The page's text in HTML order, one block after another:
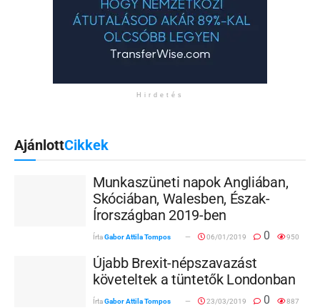
Hirdetés
AjánlottCikkek
Munkaszüneti napok Angliában,
Skóciában, Walesben, Észak-
Írországban 2019-ben
ÍrtaGabor Attila Tompos 06/01/2019 0 950
Újabb Brexit-népszavazást
követeltek a tüntetők Londonban
ÍrtaGabor Attila Tompos 23/03/2019 0 887